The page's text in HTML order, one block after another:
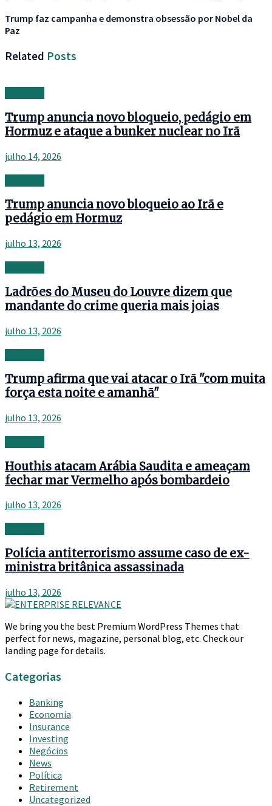
Trump faz campanha e demonstra obsessão por Nobel da
Paz
Related Posts
Trump anuncia novo bloqueio, pedágio em
Hormuz e ataque a bunker nuclear no Irã
julho 14, 2026
Trump anuncia novo bloqueio ao Irã e
pedágio em Hormuz
julho 13, 2026
Ladrões do Museu do Louvre dizem que
mandante do crime queria mais joias
julho 13, 2026
Trump afirma que vai atacar o Irã "com muita
força esta noite e amanhã"
julho 13, 2026
Houthis atacam Arábia Saudita e ameaçam
fechar mar Vermelho após bombardeio
julho 13, 2026
Polícia antiterrorismo assume caso de ex-
ministra britânica assassinada
julho 13, 2026
We bring you the best Premium WordPress Themes that
perfect for news, magazine, personal blog, etc. Check our
landing page for details.
Categorias
Banking
Economia
Insurance
Investing
Negócios
News
Política
Retirement
Uncategorized